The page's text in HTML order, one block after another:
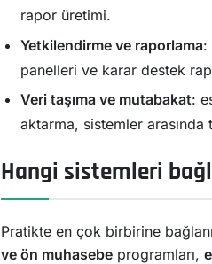
rapor üretimi.
Yetkilendirme ve raporlama:
panelleri ve karar destek
Veri taşıma ve mutabakat:
aktarma, sistemler arasında
Hangi sistemleri
Pratikte en çok birbirine
ve ön muhasebeprogramları,